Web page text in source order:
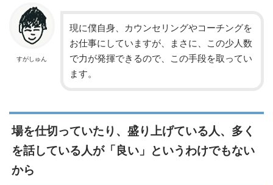
すがしゅん
現に僕自身、カウンセリングやコーチングを
お仕事にしていますが、まさに、この少人数
で力が発揮できるので、この手段を取ってい
ます。
場を仕切っていたり、盛り上げている人、多く
を話している人が「良い」というわけでもない
から